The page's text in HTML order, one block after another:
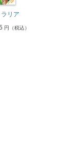
リア
円（税込）